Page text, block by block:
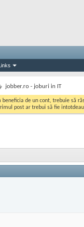
jobber.ro - joburi in IT
beneficia de un cont, trebuie să
post ar trebui să fie